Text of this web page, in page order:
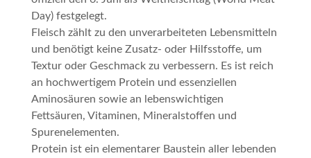
Day) festgelegt.
Fleisch zählt zu den unverarbeiteten Lebensmitteln
und benötigt keine Zusatz- oder Hilfsstoffe, um
Textur oder Geschmack zu verbessern. Es ist reich
an hochwertigem Protein und essenziellen
Aminosäuren sowie an lebenswichtigen
Fettsäuren, Vitaminen, Mineralstoffen und
Spurenelementen.
Protein ist ein elementarer Baustein aller lebenden